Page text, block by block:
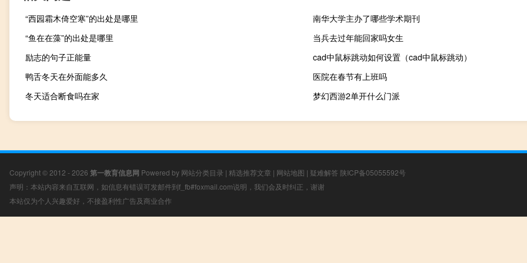
“西园霜木倚空寒”的出处是哪里
南华大学主办了哪些学术期刊
“鱼在在藻”的出处是哪里
当兵去过年能回家吗女生
励志的句子正能量
cad中鼠标跳动如何设置（cad中鼠标跳动）
鸭舌冬天在外面能多久
医院在春节有上班吗
冬天适合断食吗在家
梦幻西游2单开什么门派
Copyright © 2012 - 2026 第一教育信息网 Powered by 网站分类目录 | 精选推荐文章 | 网站地图 | 疑难解答 陕ICP备05055592号
声明：本站内容来自互联网，如信息有错误可发邮件到f_fb#foxmail.com说明，我们会及时纠正，谢谢
本站仅为个人兴趣爱好，不接盈利性广告及商业合作